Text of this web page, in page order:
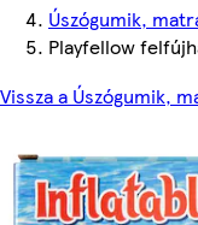
Úszógumik,
Playfellow
Vissza a Úszógumik,